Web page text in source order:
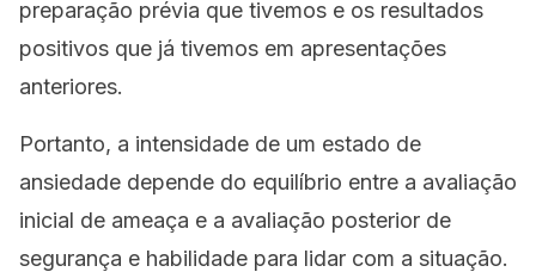
preparação prévia que tivemos e os resultados
positivos que já tivemos em apresentações
anteriores.
Portanto, a intensidade de um estado de
ansiedade depende do equilíbrio entre a avaliação
inicial de ameaça e a avaliação posterior de
segurança e habilidade para lidar com a situação.